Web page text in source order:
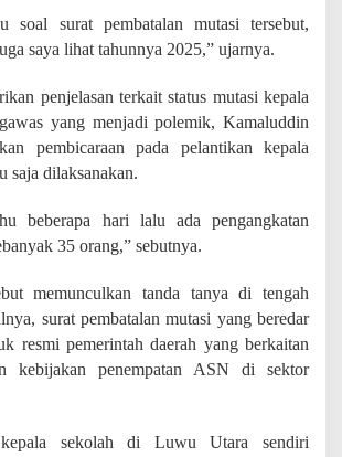
soal surat pembatalan mutasi tersebut,
saya lihat tahunnya 2025,” ujarnya.
penjelasan terkait status mutasi kepala
yang menjadi polemik, Kamaluddin
pembicaraan pada pelantikan kepala
saja dilaksanakan.
beberapa hari lalu ada pengangkatan
35 orang,” sebutnya.
memunculkan tanda tanya di tengah
surat pembatalan mutasi yang beredar
resmi pemerintah daerah yang berkaitan
kebijakan penempatan ASN di sektor
sekolah di Luwu Utara sendiri